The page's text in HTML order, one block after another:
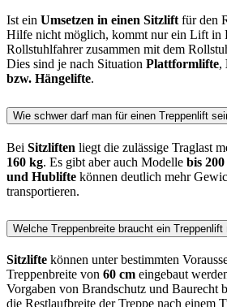
Ist ein Umsetzen in einen Sitzlift für den
Hilfe nicht möglich, kommt nur ein Lift in
Rollstuhlfahrer zusammen mit dem
Dies sind je nach Situation Plattformlifte,
bzw. Hängelifte.
Wie schwer darf man für einen Treppenlift
Bei Sitzliften liegt die zulässige Traglast
160 kg. Es gibt aber auch Modelle bis
und Hublifte können deutlich mehr
transportieren.
Welche Treppenbreite braucht ein Treppenlift
Sitzlifte können unter bestimmten
Treppenbreite von 60 cm eingebaut
Vorgaben von Brandschutz und Baurecht
die Restlaufbreite der Treppe nach einem